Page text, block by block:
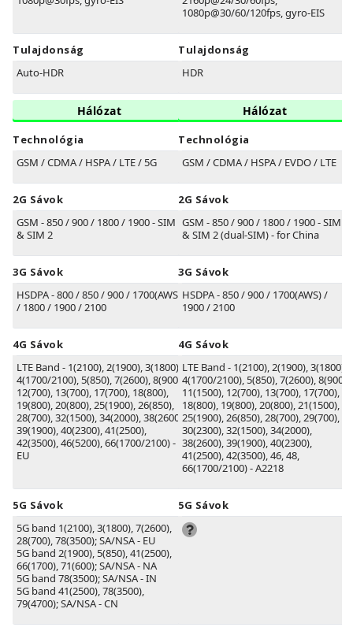
Tulajdonság
Auto-HDR
Hálózat
Technológia
GSM / CDMA / HSPA / LTE / 5G
2G Sávok
GSM - 850 / 900 / 1800 / 1900 - SIM 1
& SIM 2
3G Sávok
HSDPA - 800 / 850 / 900 / 1700(AWS)
/ 1800 / 1900 / 2100
4G Sávok
LTE Band - 1(2100), 2(1900), 3(1800),
4(1700/2100), 5(850), 7(2600), 8(900),
12(700), 13(700), 17(700), 18(800),
19(800), 20(800), 25(1900), 26(850),
28(700), 32(1500), 34(2000), 38(2600),
39(1900), 40(2300), 41(2500),
42(3500), 46(5200), 66(1700/2100) -
EU
5G Sávok
5G band 1(2100), 3(1800), 7(2600),
28(700), 78(3500); SA/NSA - EU
5G band 2(1900), 5(850), 41(2500),
66(1700), 71(600); SA/NSA - NA
5G band 78(3500); SA/NSA - IN
5G band 41(2500), 78(3500),
79(4700); SA/NSA - CN
1080p@30/60/120fps, gyro-EIS
Tulajdonság
HDR
Hálózat
Technológia
GSM / CDMA / HSPA / EVDO / LTE
2G Sávok
GSM - 850 / 900 / 1800 / 1900 - SIM 1
& SIM 2 (dual-SIM) - for China
3G Sávok
HSDPA - 850 / 900 / 1700(AWS) /
1900 / 2100
4G Sávok
LTE Band - 1(2100), 2(1900), 3(1800),
4(1700/2100), 5(850), 7(2600), 8(900),
11(1500), 12(700), 13(700), 17(700),
18(800), 19(800), 20(800), 21(1500),
25(1900), 26(850), 28(700), 29(700),
30(2300), 32(1500), 34(2000),
38(2600), 39(1900), 40(2300),
41(2500), 42(3500), 46, 48,
66(1700/2100) - A2218
5G Sávok